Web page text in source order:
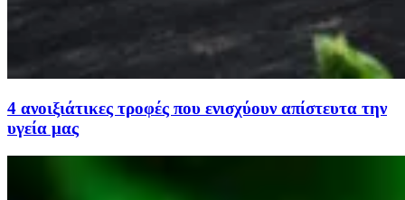
4 ανοιξιάτικες τροφές που ενισχύουν απίστευτα την
υγεία μας